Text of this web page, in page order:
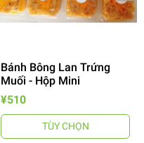
Bánh Bông Lan Trứng
Muối - Hộp Mini
¥510
TÙY CHỌN